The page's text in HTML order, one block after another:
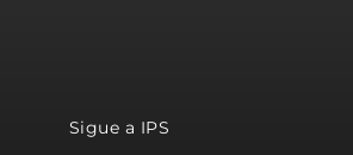
Sigue a IPS